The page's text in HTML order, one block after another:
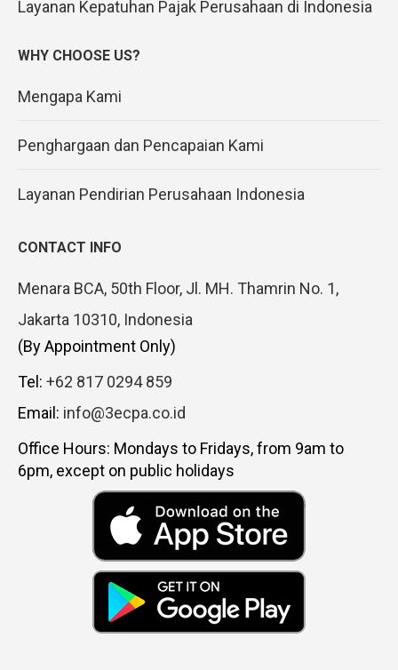
Layanan Kepatuhan Pajak Perusahaan di Indonesia
WHY CHOOSE US?
Mengapa Kami
Penghargaan dan Pencapaian Kami
Layanan Pendirian Perusahaan Indonesia
CONTACT INFO
Menara BCA, 50th Floor, Jl. MH. Thamrin No. 1,
Jakarta 10310, Indonesia
(By Appointment Only)
Tel: +62 817 0294 859
Email: info@3ecpa.co.id
Office Hours: Mondays to Fridays, from 9am to
6pm, except on public holidays